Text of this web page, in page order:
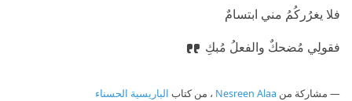
فلا يغرُركُمُ مني ابتسامٌ
فقولِي مُضحكٌ والفعلُ مُبكِ
مشاركة من Nesreen Alaa ، من كتاب الباريسية الحسناء